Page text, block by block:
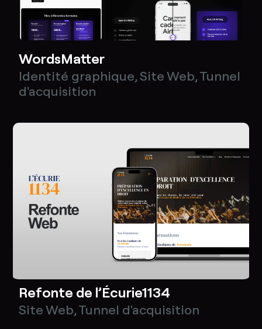
WordsMatter
Identité graphique,Site Web,Tunnel
d'acquisition
Refonte de l’Écurie1134
Site Web,Tunnel d'acquisition